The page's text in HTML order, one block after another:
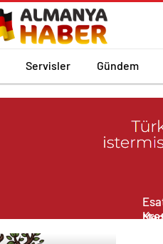
Servisler Gündem